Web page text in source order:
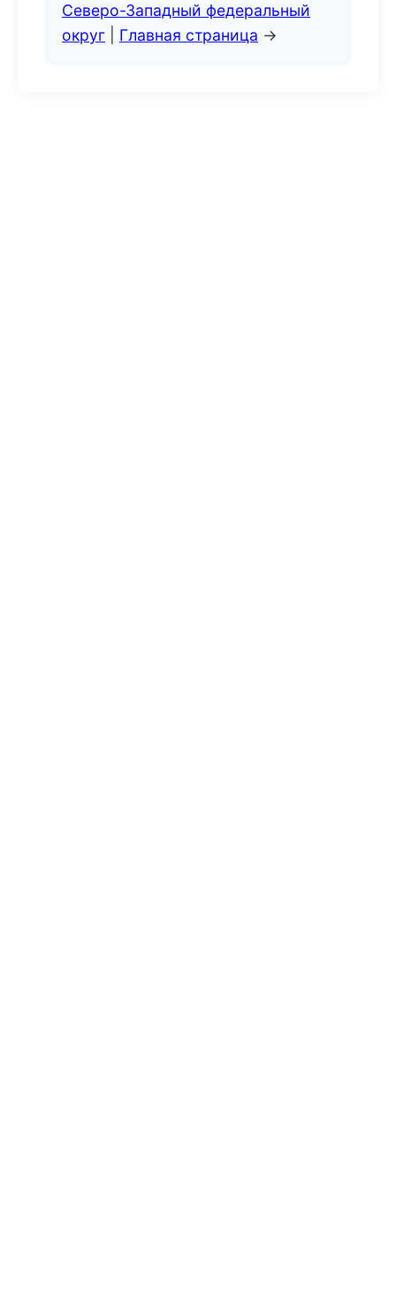
Северо-Западный федеральный
округ
Главная страница →